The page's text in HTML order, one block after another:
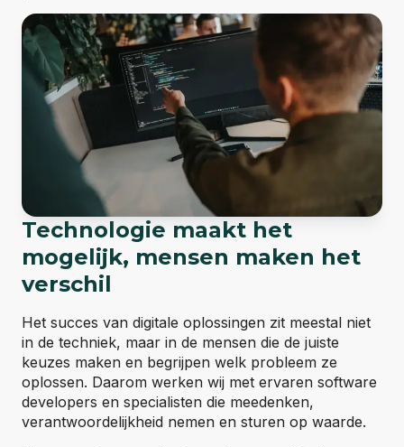
Technologie maakt het
mogelijk, mensen maken het
verschil
Het succes van digitale oplossingen zit meestal niet
in de techniek, maar in de mensen die de juiste
keuzes maken en begrijpen welk probleem ze
oplossen. Daarom werken wij met ervaren software
developers en specialisten die meedenken,
verantwoordelijkheid nemen en sturen op waarde.